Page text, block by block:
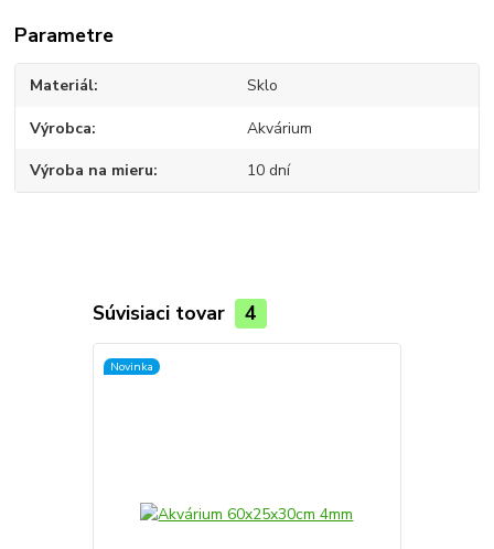
Parametre
Materiál Sklo
Výrobca Akvárium
Výroba na mieru 10 dní
Súvisiaci tovar 4
Novinka